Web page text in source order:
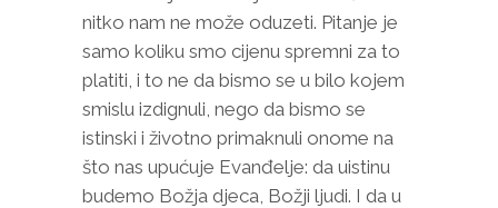
nitko nam ne može oduzeti. Pitanje je
samo koliku smo cijenu spremni za to
platiti, i to ne da bismo se u bilo kojem
smislu izdignuli, nego da bismo se
istinski i životno primaknuli onome na
što nas upućuje Evanđelje: da uistinu
budemo Božja djeca, Božji ljudi. I da u